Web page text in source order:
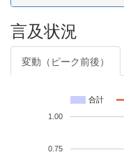
言及状況
変動（ピーク前後）
合計
0.75
1.00